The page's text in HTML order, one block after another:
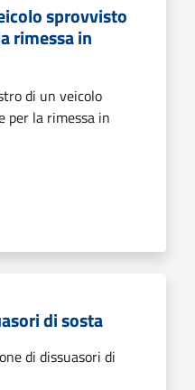
sprovvisto
rimessa in
di un veicolo
per la rimessa in
di sosta
di dissuasori di